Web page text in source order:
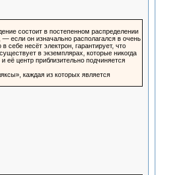
состоит в постепенном распределении
если он изначально располагался в очень
несёт электрон, гарантирует, что
в экземплярах, которые никогда
её центр приблизительно подчиняется
каждая из которых является